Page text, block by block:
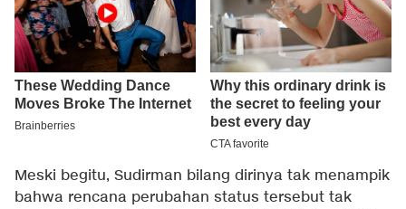
Meski begitu, Sudirman bilang dirinya tak menampik
bahwa rencana perubahan status tersebut tak